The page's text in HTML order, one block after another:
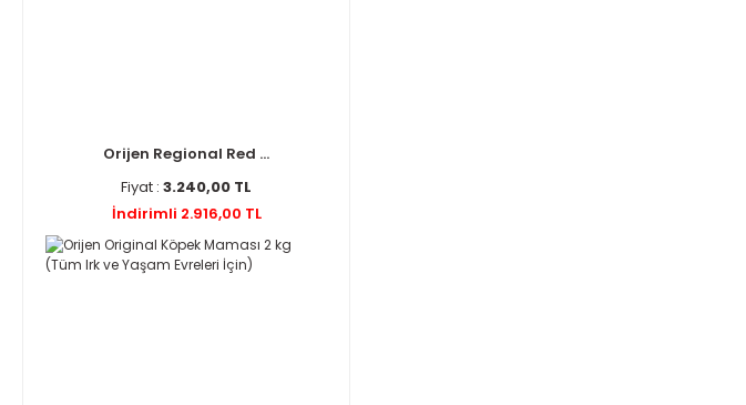
Orijen Regional Red ...
Fiyat : 3.240,00 TL
İndirimli 2.916,00 TL